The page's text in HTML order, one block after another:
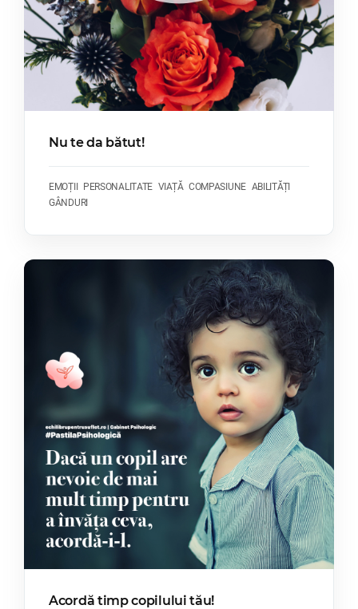
Nu te da bătut!
EMOȚII PERSONALITATE VIAȚĂ COMPASIUNE ABILITĂȚI
GÂNDURI
Acordă timp copilului tău!